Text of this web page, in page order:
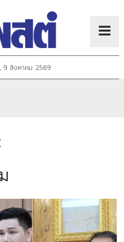
9 สิงหาคม 2569